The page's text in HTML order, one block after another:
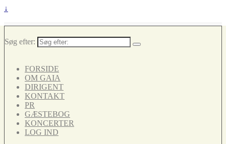
↓
Søg efter:
FORSIDE
OM GAIA
DIRIGENT
KONTAKT
PR
GÆSTEBOG
KONCERTER
LOG IND